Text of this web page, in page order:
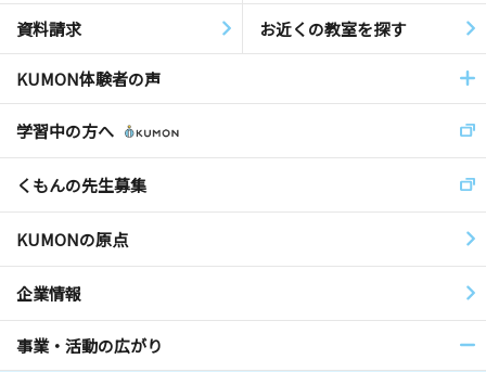
資料請求 お近くの教室を探す
KUMON体験者の声
学習中の方へ
くもんの先生募集
KUMONの原点
企業情報
事業・活動の広がり